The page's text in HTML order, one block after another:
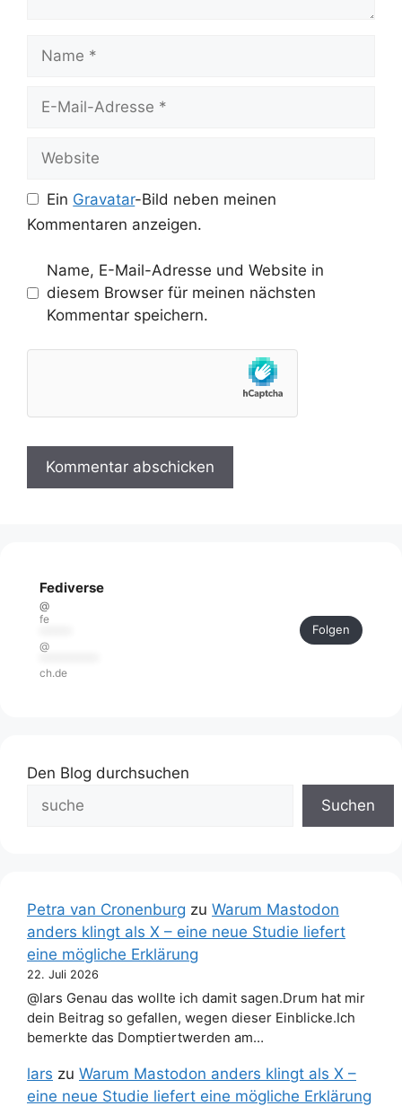
Name
Website
Ein Gravatar-Bild neben meinen
Kommentaren anzeigen.
Name, E-Mail-Adresse und Website in
diesem Browser für meinen nächsten
Kommentar speichern.
Fediverse
@
fe
@
ch.de
Folgen
Den Blog durchsuchen
Suchen
Petra van Cronenburg zu Warum Mastodon
anders klingt als X – eine neue Studie liefert
eine mögliche Erklärung
22. Juli 2026
@lars Genau das wollte ich damit sagen.Drum hat mir
dein Beitrag so gefallen, wegen dieser Einblicke.Ich
bemerkte das Domptiertwerden am…
lars zu Warum Mastodon anders klingt als X –
eine neue Studie liefert eine mögliche Erklärung